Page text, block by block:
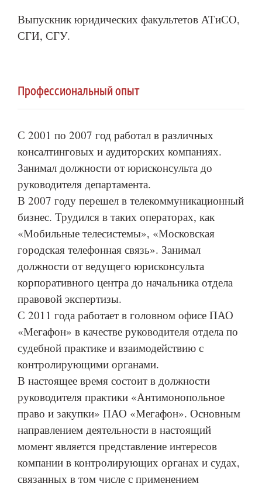
Выпускник юридических факультетов АТиСО,
СГИ, СГУ.
Профессиональный опыт
С 2001 по 2007 год работал в различных
консалтинговых и аудиторских компаниях.
Занимал должности от юрисконсульта до
руководителя департамента.
В 2007 году перешел в телекоммуникационный
бизнес. Трудился в таких операторах, как
«Мобильные телесистемы», «Московская
городская телефонная связь». Занимал
должности от ведущего юрисконсульта
корпоративного центра до начальника отдела
правовой экспертизы.
С 2011 года работает в головном офисе ПАО
«Мегафон» в качестве руководителя отдела по
судебной практике и взаимодействию с
контролирующими органами.
В настоящее время состоит в должности
руководителя практики «Антимонопольное
право и закупки» ПАО «Мегафон». Основным
направлением деятельности в настоящий
момент является представление интересов
компании в контролирующих органах и судах,
связанных в том числе с применением